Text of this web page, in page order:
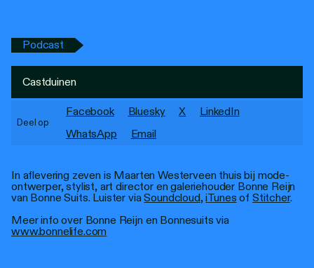
In aflevering zeven is Maarten Westerveen thuis bij mode-
ontwerper, stylist, art director en galeriehouder Bonne Reijn
van Bonne Suits. Luister viaSoundcloud,iTunes of Stitcher.
Meer info over Bonne Reijn en Bonnesuits via
www.bonnelife.com
Podcast
Castduinen
Deel op
Facebook Bluesky X
LinkedIn
WhatsApp
Email
Toegankelijkheid
Stadsdichter